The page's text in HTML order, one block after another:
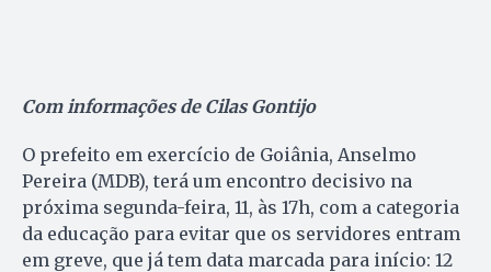
Com informações de Cilas Gontijo
O prefeito em exercício de Goiânia, Anselmo
Pereira (MDB), terá um encontro decisivo na
próxima segunda-feira, 11, às 17h, com a categoria
da educação para evitar que os servidores entram
em greve, que já tem data marcada para início: 12